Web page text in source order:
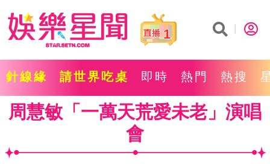
1
針線緣 請世界吃桌 即時 熱門 熱搜
周慧敏「一萬天荒愛未老」演唱
會